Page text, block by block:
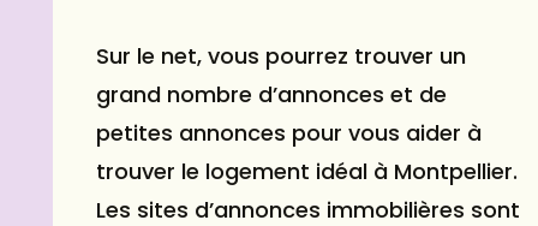
Sur le net, vous pourrez trouver un
grand nombre d’annonces et de
petites annonces pour vous aider à
trouver le logement idéal à Montpellier.
Les sites d’annonces immobilières sont